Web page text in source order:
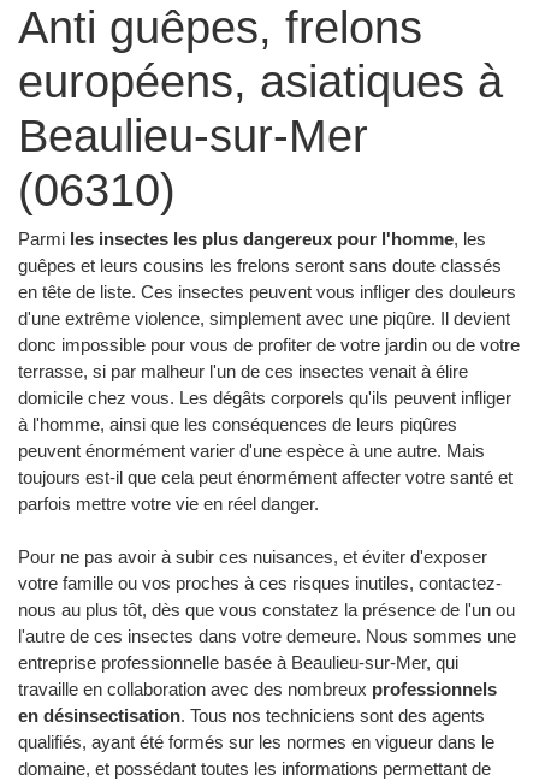
Anti guêpes, frelons
européens, asiatiques à
Beaulieu-sur-Mer
(06310)
Parmi les insectes les plus dangereux pour l'homme, les
guêpes et leurs cousins les frelons seront sans doute classés
en tête de liste. Ces insectes peuvent vous infliger des douleurs
d'une extrême violence, simplement avec une piqûre. Il devient
donc impossible pour vous de profiter de votre jardin ou de votre
terrasse, si par malheur l'un de ces insectes venait à élire
domicile chez vous. Les dégâts corporels qu'ils peuvent infliger
à l'homme, ainsi que les conséquences de leurs piqûres
peuvent énormément varier d'une espèce à une autre. Mais
toujours est-il que cela peut énormément affecter votre santé et
parfois mettre votre vie en réel danger.
Pour ne pas avoir à subir ces nuisances, et éviter d'exposer
votre famille ou vos proches à ces risques inutiles, contactez-
nous au plus tôt, dès que vous constatez la présence de l'un ou
l'autre de ces insectes dans votre demeure. Nous sommes une
entreprise professionnelle basée à Beaulieu-sur-Mer, qui
travaille en collaboration avec des nombreux professionnels
en désinsectisation. Tous nos techniciens sont des agents
qualifiés, ayant été formés sur les normes en vigueur dans le
domaine, et possédant toutes les informations permettant de